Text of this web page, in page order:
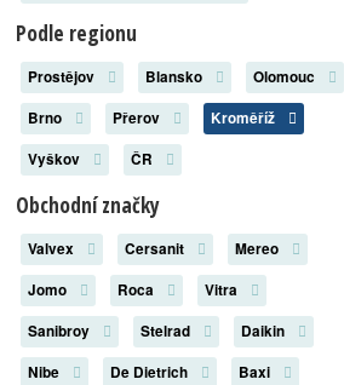
Podle regionu
Prostějov Blansko
Olomouc
Brno
Přerov
Kroměříž
Vyškov
ČR
Obchodní značky
Valvex Cersanit
Mereo
Jomo
Roca
Vitra
Sanibroy
Stelrad
Daikin
Nibe
De Dietrich
Baxi